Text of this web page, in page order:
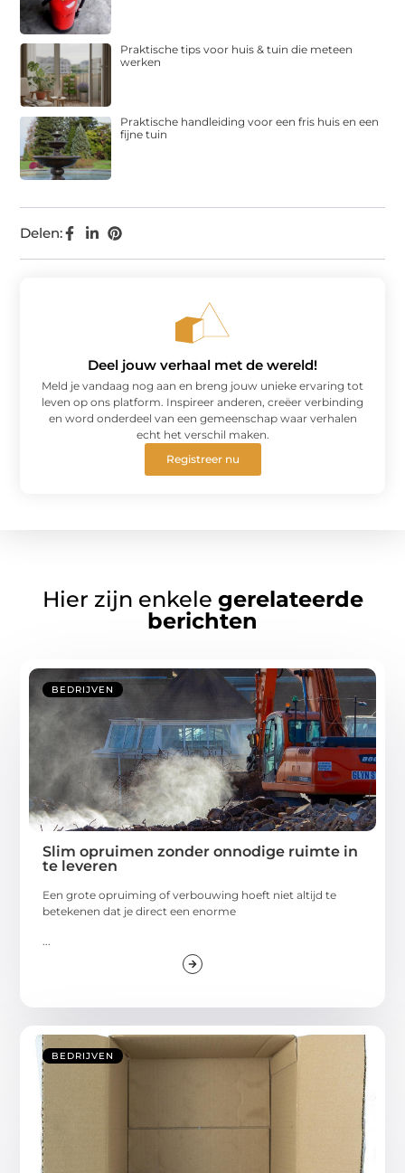
Delen:
Praktische tips voor huis & tuin die meteen
werken
Praktische handleiding voor een fris huis en een
fijne tuin
Deel jouw verhaal met de wereld!
Meld je vandaag nog aan en breng jouw unieke ervaring tot
leven op ons platform. Inspireer anderen, creëer verbinding
en word onderdeel van een gemeenschap waar verhalen
echt het verschil maken.
Registreer nu
Hier zijn enkele gerelateerde
berichten
BEDRIJVEN
Slim opruimen zonder onnodige ruimte in
te leveren
Een grote opruiming of verbouwing hoeft niet altijd te
betekenen dat je direct een enorme
BEDRIJVEN